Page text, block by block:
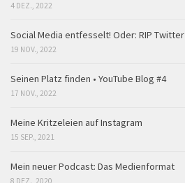
4 DEZ., 2022
Social Media entfesselt! Oder: RIP Twitter
19 NOV., 2022
Seinen Platz finden • YouTube Blog #4
17 NOV., 2022
Meine Kritzeleien auf Instagram
15 SEP., 2021
Mein neuer Podcast: Das Medienformat